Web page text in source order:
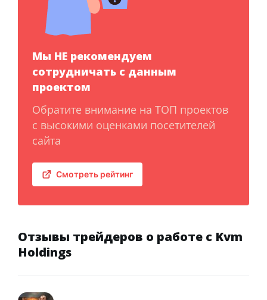
Мы НЕ рекомендуем
сотрудничать с данным
проектом
Обратите внимание на ТОП проектов
с высокими оценками посетителей
сайта
Смотреть рейтинг
Отзывы трейдеров о работе с Kvm
Holdings